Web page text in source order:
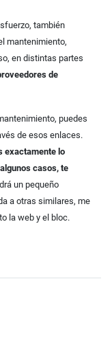
también
mantenimiento,
en distintas partes
de
puedes
de esos enlaces.
exactamente lo
casos, te
un pequeño
a otras similares, me
la web y el bloc.